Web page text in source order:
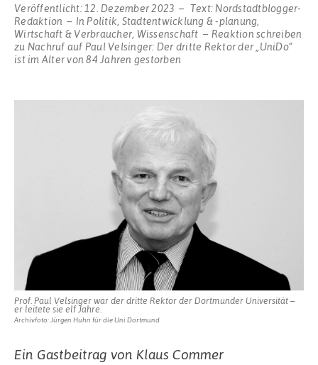
Veröffentlicht: 12. Dezember 2023 Text: Nordstadtblogger-
Redaktion
InPolitik, Stadtentwicklung & -planung,
Wirtschaft & Verbraucher, Wissenschaft
Reaktion schreiben
zu Nachruf auf Paul Velsinger: Der dritte Rektor der „UniDo“
ist im Alter von 84 Jahren gestorben
Prof. Paul Velsinger war der dritte Rektor der Dortmunder Universität –
er leitete sie elf Jahre.
Archivfoto: Jürgen Huhn für die Uni Dortmund
Ein Gastbeitrag von Klaus Commer